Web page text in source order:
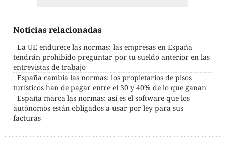
Noticias relacionadas
La UE endurece las normas: las empresas en España
tendrán prohibido preguntar por tu sueldo anterior en las
entrevistas de trabajo
España cambia las normas: los propietarios de pisos
turísticos han de pagar entre el 30 y 40% de lo que ganan
España marca las normas: así es el software que los
autónomos están obligados a usar por ley para sus
facturas